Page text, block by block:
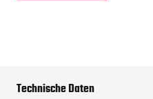
Technische Daten